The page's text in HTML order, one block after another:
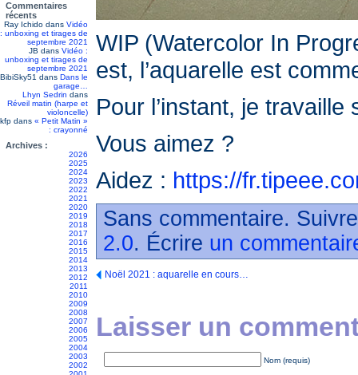
Commentaires
récents
Ray Ichido dans Vidéo
: unboxing et tirages de
septembre 2021
JB dans Vidéo :
unboxing et tirages de
septembre 2021
BibiSky51 dans Dans le
garage…
Lhyn Sedrin dans
Réveil matin (harpe et
violoncelle)
kfp dans « Petit Matin »
: crayonné
Archives :
2026
2025
2024
2023
2022
2021
2020
2019
2018
2017
2016
2015
2014
2013
2012
2011
2010
2009
2008
2007
2006
2005
2004
2003
2002
WIP (Watercolor In
est, l’aquarelle est
Pour l’instant, je
Vous aimez ?
Aidez : https://
Sans commentaire.
2.0. Écrire un
Noël 2021 : aquarelle en cours…
Laisser un
Nom (requis)